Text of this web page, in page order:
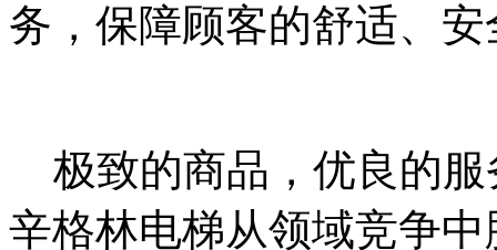
务，保障顾客的舒适、安
极致的商品，优良的
辛格林电梯从领域竞争